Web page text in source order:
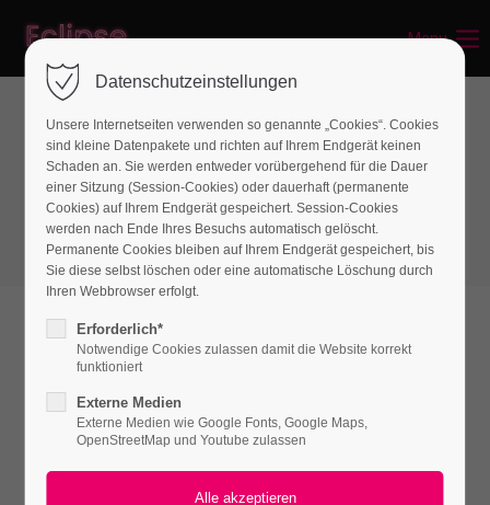
Login
Benutzername
Passwort
Register | Lost your password?
Support
Menu
Spacer & Dividers
Vertical Spacer
Vertical spacers
The vertical spacers come pre-configured for
both desktop and mobile layouts but can also
predefined spacing options, they can also be
Datenschutzeinstellungen
Unsere Internetseiten verwenden so genannte „Cookies“. Cookies
sind kleine Datenpakete und richten auf Ihrem Endgerät keinen
Schaden an. Sie werden entweder vorübergehend für die Dauer
einer Sitzung (Session-Cookies) oder dauerhaft (permanente
Cookies) auf Ihrem Endgerät gespeichert. Session-Cookies
werden nach Ende Ihres Besuchs automatisch gelöscht.
Permanente Cookies bleiben auf Ihrem Endgerät gespeichert, bis
Sie diese selbst löschen oder eine automatische Löschung durch
Ihren Webbrowser erfolgt.
Erforderlich*
Notwendige Cookies zulassen damit die Website korrekt
funktioniert
Externe Medien
Externe Medien wie Google Fonts, Google Maps,
OpenStreetMap und Youtube zulassen